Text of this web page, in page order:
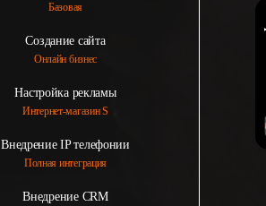
Базовая
Создание сайта
Онлайн бизнес
Настройка рекламы
Интернет-магазин S
Внедрение IP телефонии
Полная интеграция
Внедрение CRM